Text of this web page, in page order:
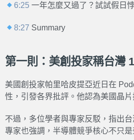
6:25 一年怎麼又過了？試試假日
8:27 Summary
第一則：美創投家稱台灣
美國創投家帕里哈皮提亞近日在
性，引發各界批評。他認為美國晶
不過，多位學者與專家反駁，指出
專家也強調，半導體競爭核心不只